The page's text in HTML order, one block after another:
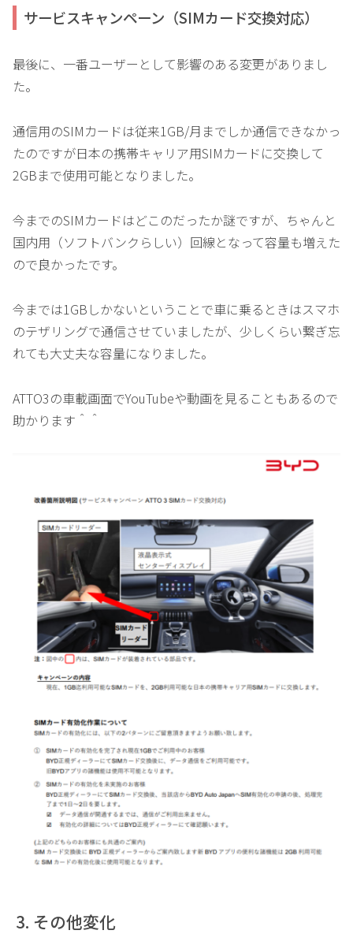
サービスキャンペーン（SIMカード交換対応）
最後に、一番ユーザーとして影響のある変更がありまし
た。
通信用のSIMカードは従来1GB/月までしか通信できなかっ
たのですが日本の携帯キャリア用SIMカードに交換して
2GBまで使用可能となりました。
今までのSIMカードはどこのだったか謎ですが、ちゃんと
国内用（ソフトバンクらしい）回線となって容量も増えた
ので良かったです。
今までは1GBしかないということで車に乗るときはスマホ
のテザリングで通信させていましたが、少しくらい繋ぎ忘
れても大丈夫な容量になりました。
ATTO3の車載画面でYouTubeや動画を見ることもあるので
助かります＾＾
その他変化